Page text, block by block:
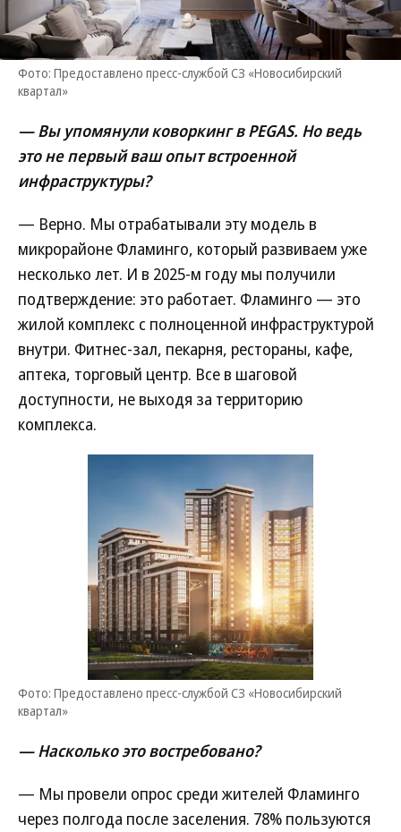
Фото: Предоставлено пресс-службой СЗ «Новосибирский
квартал»
— Вы упомянули коворкинг в PEGAS. Но ведь
это не первый ваш опыт встроенной
инфраструктуры?
— Верно. Мы отрабатывали эту модель в
микрорайоне Фламинго, который развиваем уже
несколько лет. И в 2025-м году мы получили
подтверждение: это работает. Фламинго — это
жилой комплекс с полноценной инфраструктурой
внутри. Фитнес-зал, пекарня, рестораны, кафе,
аптека, торговый центр. Все в шаговой
доступности, не выходя за территорию
комплекса.
Фото: Предоставлено пресс-службой СЗ «Новосибирский
квартал»
— Насколько это востребовано?
— Мы провели опрос среди жителей Фламинго
через полгода после заселения. 78% пользуются